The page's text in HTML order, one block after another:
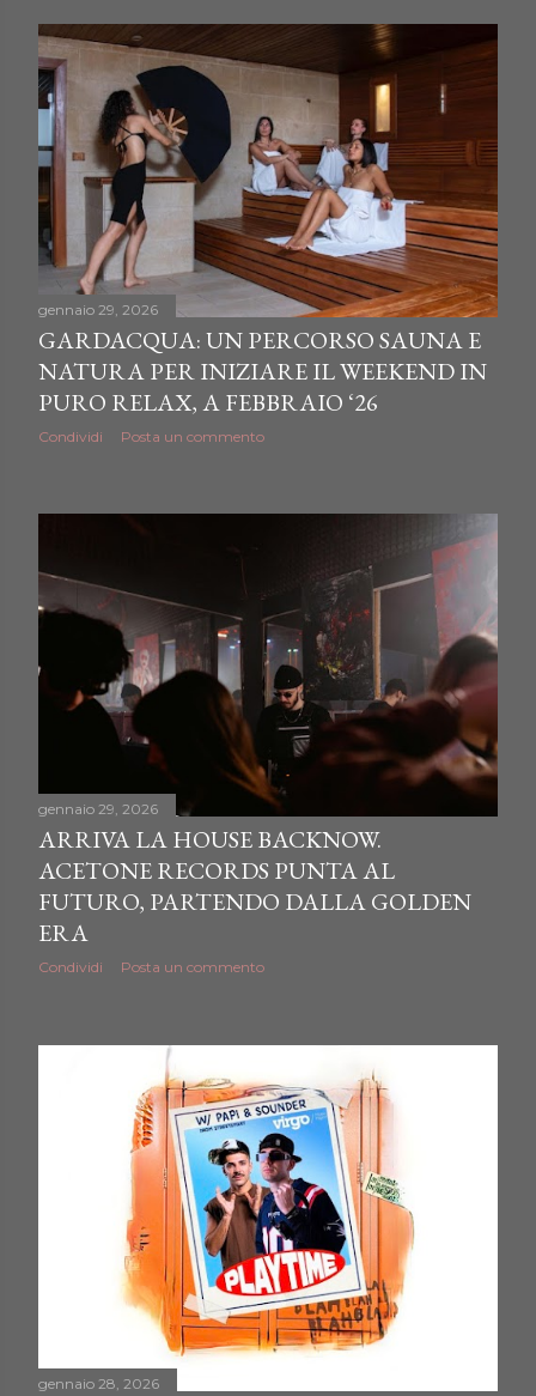
gennaio 29, 2026
GARDACQUA: UN PERCORSO SAUNA E
NATURA PER INIZIARE IL WEEKEND IN
PURO RELAX, A FEBBRAIO ‘26
Condividi Posta un commento
gennaio 29, 2026
ARRIVA LA HOUSE BACKNOW.
ACETONE RECORDS PUNTA AL
FUTURO, PARTENDO DALLA GOLDEN
ERA
Condividi Posta un commento
gennaio 28, 2026